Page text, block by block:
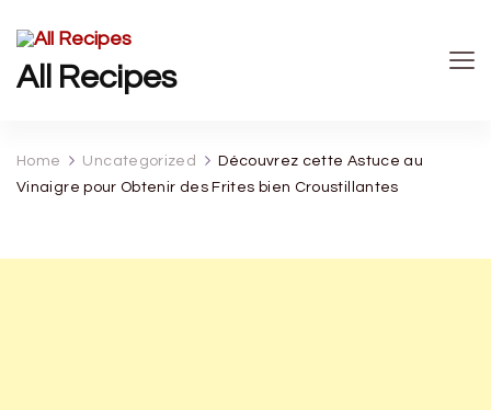
All Recipes
Home Uncategorized
Découvrez cette Astuce au
Vinaigre pour Obtenir des Frites bien Croustillantes